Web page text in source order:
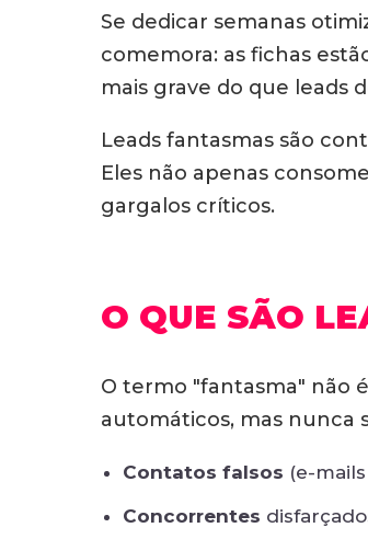
Se dedicar semanas
comemora: as fichas
mais grave do que leads
Leads fantasmas são
Eles não apenas
gargalos críticos.
O QUE SÃO
O termo "fantasma" não
automáticos, mas nunca
Contatos falsos (e-
Concorrentes